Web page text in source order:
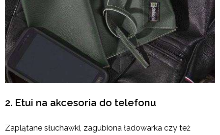
2. Etui na akcesoria do telefonu
Zaplątane słuchawki, zagubiona ładowarka czy też